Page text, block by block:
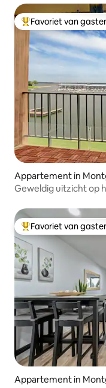
Topfavoriet van
Favoriet van
Appartement in
Geweldig uitzicht op
Topfavoriet van
Favoriet van
Appartement in